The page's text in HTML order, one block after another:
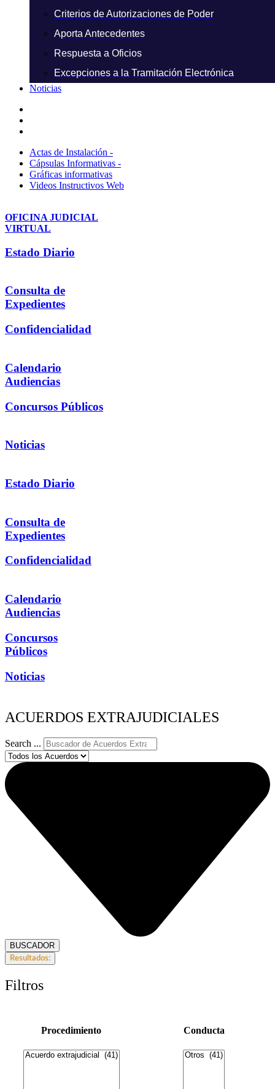
Criterios de Autorizaciones de Poder
Aporta Antecedentes
Respuesta a Oficios
Excepciones a la Tramitación Electrónica
Noticias
Actas de Instalación -
Cápsulas Informativas -
Gráficas informativas
Videos Instructivos Web
OFICINA JUDICIAL
VIRTUAL
Estado Diario
Consulta de
Expedientes
Confidencialidad
Calendario
Audiencias
Concursos Públicos
Noticias
Estado Diario
Consulta de
Expedientes
Confidencialidad
Calendario
Audiencias
Concursos
Públicos
Noticias
ACUERDOS EXTRAJUDICIALES
Search ...
BUSCADOR
Resultados:
Filtros
Procedimiento Conducta